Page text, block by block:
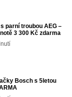
parní troubou AEG –
3 300 Kč zdarma
Bosch s 5letou